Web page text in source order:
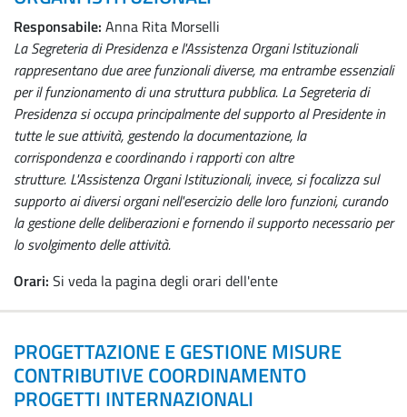
Responsabile: Anna Rita Morselli
La Segreteria di Presidenza e l'Assistenza Organi Istituzionali
rappresentano due aree funzionali diverse, ma entrambe essenziali
per il funzionamento di una struttura pubblica. La Segreteria di
Presidenza si occupa principalmente del supporto al Presidente in
tutte le sue attività, gestendo la documentazione, la
corrispondenza e coordinando i rapporti con altre
strutture. L'Assistenza Organi Istituzionali, invece, si focalizza sul
supporto ai diversi organi nell'esercizio delle loro funzioni, curando
la gestione delle deliberazioni e fornendo il supporto necessario per
lo svolgimento delle attività.
Orari: Si veda la pagina degli orari dell'ente
PROGETTAZIONE E GESTIONE MISURE
CONTRIBUTIVE COORDINAMENTO
PROGETTI INTERNAZIONALI